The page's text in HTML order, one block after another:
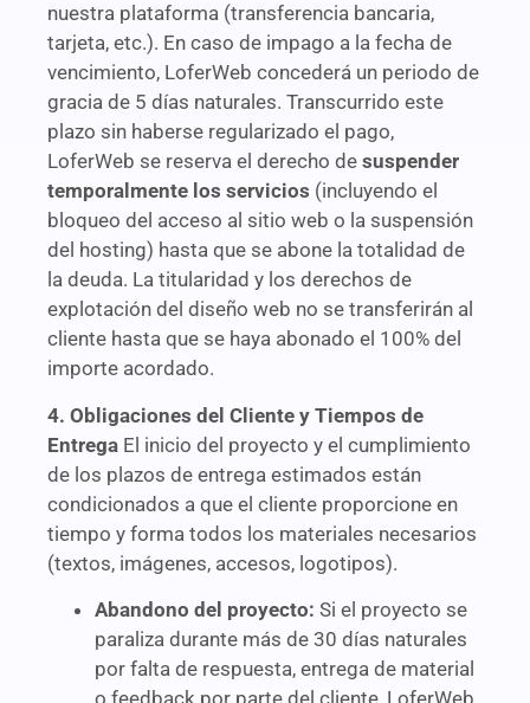
nuestra plataforma (transferencia bancaria,
tarjeta, etc.). En caso de impago a la fecha de
vencimiento, LoferWeb concederá un periodo de
gracia de 5 días naturales. Transcurrido este
plazo sin haberse regularizado el pago,
LoferWeb se reserva el derecho de suspender
temporalmente los servicios (incluyendo el
bloqueo del acceso al sitio web o la suspensión
del hosting) hasta que se abone la totalidad de
la deuda. La titularidad y los derechos de
explotación del diseño web no se transferirán al
cliente hasta que se haya abonado el 100% del
importe acordado.
4. Obligaciones del Cliente y Tiempos de
Entrega El inicio del proyecto y el cumplimiento
de los plazos de entrega estimados están
condicionados a que el cliente proporcione en
tiempo y forma todos los materiales necesarios
(textos, imágenes, accesos, logotipos).
Abandono del proyecto: Si el proyecto se
paraliza durante más de 30 días naturales
por falta de respuesta, entrega de material